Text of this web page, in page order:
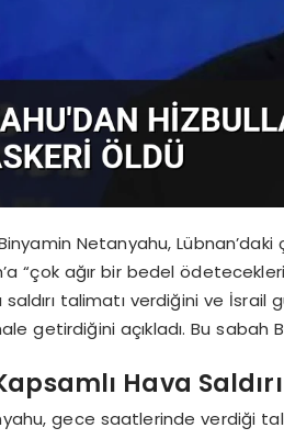
Netanyahu,
“çok ağır bir bedel
saldırı talimatı verdiğini ve
getirdiğini açıkladı. Bu sabah
Hava
gece saatlerinde verdiği